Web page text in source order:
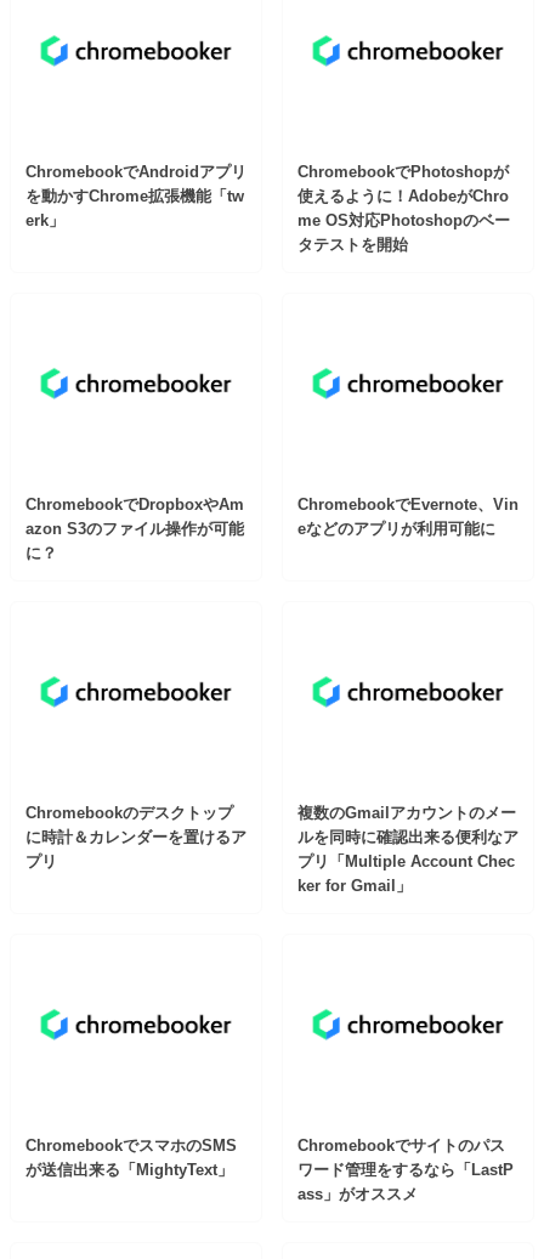
ChromebookでAndroidアプリ
を動かすChrome拡張機能「tw
erk」
ChromebookでPhotoshopが
使えるように！AdobeがChro
me OS対応Photoshopのベー
タテストを開始
ChromebookでDropboxやAm
azon S3のファイル操作が可能
に？
ChromebookでEvernote、Vin
eなどのアプリが利用可能に
Chromebookのデスクトップ
に時計＆カレンダーを置けるア
プリ
複数のGmailアカウントのメー
ルを同時に確認出来る便利なア
プリ「Multiple Account Chec
ker for Gmail」
ChromebookでスマホのSMS
が送信出来る「MightyText」
Chromebookでサイトのパス
ワード管理をするなら「LastP
ass」がオススメ